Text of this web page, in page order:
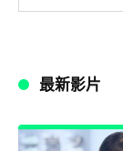
最新影片